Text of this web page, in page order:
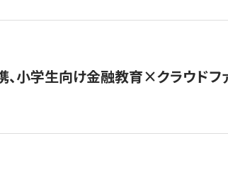
小学生向け金融教育×クラウドフ